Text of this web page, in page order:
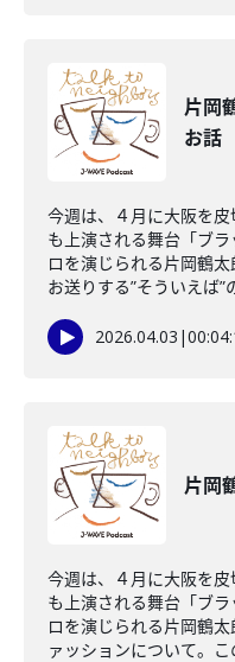
片岡
お話
今週は、４月に大阪を
も上演される舞台「ブ
ロを演じられる片岡鶴
お送りする”そういえば”
2026.04.03 |
片岡
今週は、４月に大阪を
も上演される舞台「ブ
ロを演じられる片岡鶴
ァッションについて。